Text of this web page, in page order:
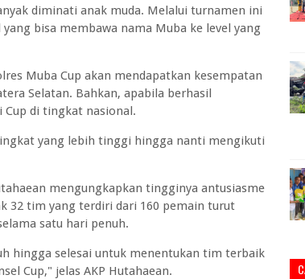
diminati anak muda. Melalui turnamen ini
bisa membawa nama Muba ke level yang
Muba Cup akan mendapatkan kesempatan
Selatan. Bahkan, apabila berhasil
di tingkat nasional.
yang lebih tinggi hingga nanti mengikuti
mengungkapkan tingginya antusiasme
32 tim yang terdiri dari 160 pemain turut
satu hari penuh.
hingga selesai untuk menentukan tim terbaik
Cup," jelas AKP Hutahaean.